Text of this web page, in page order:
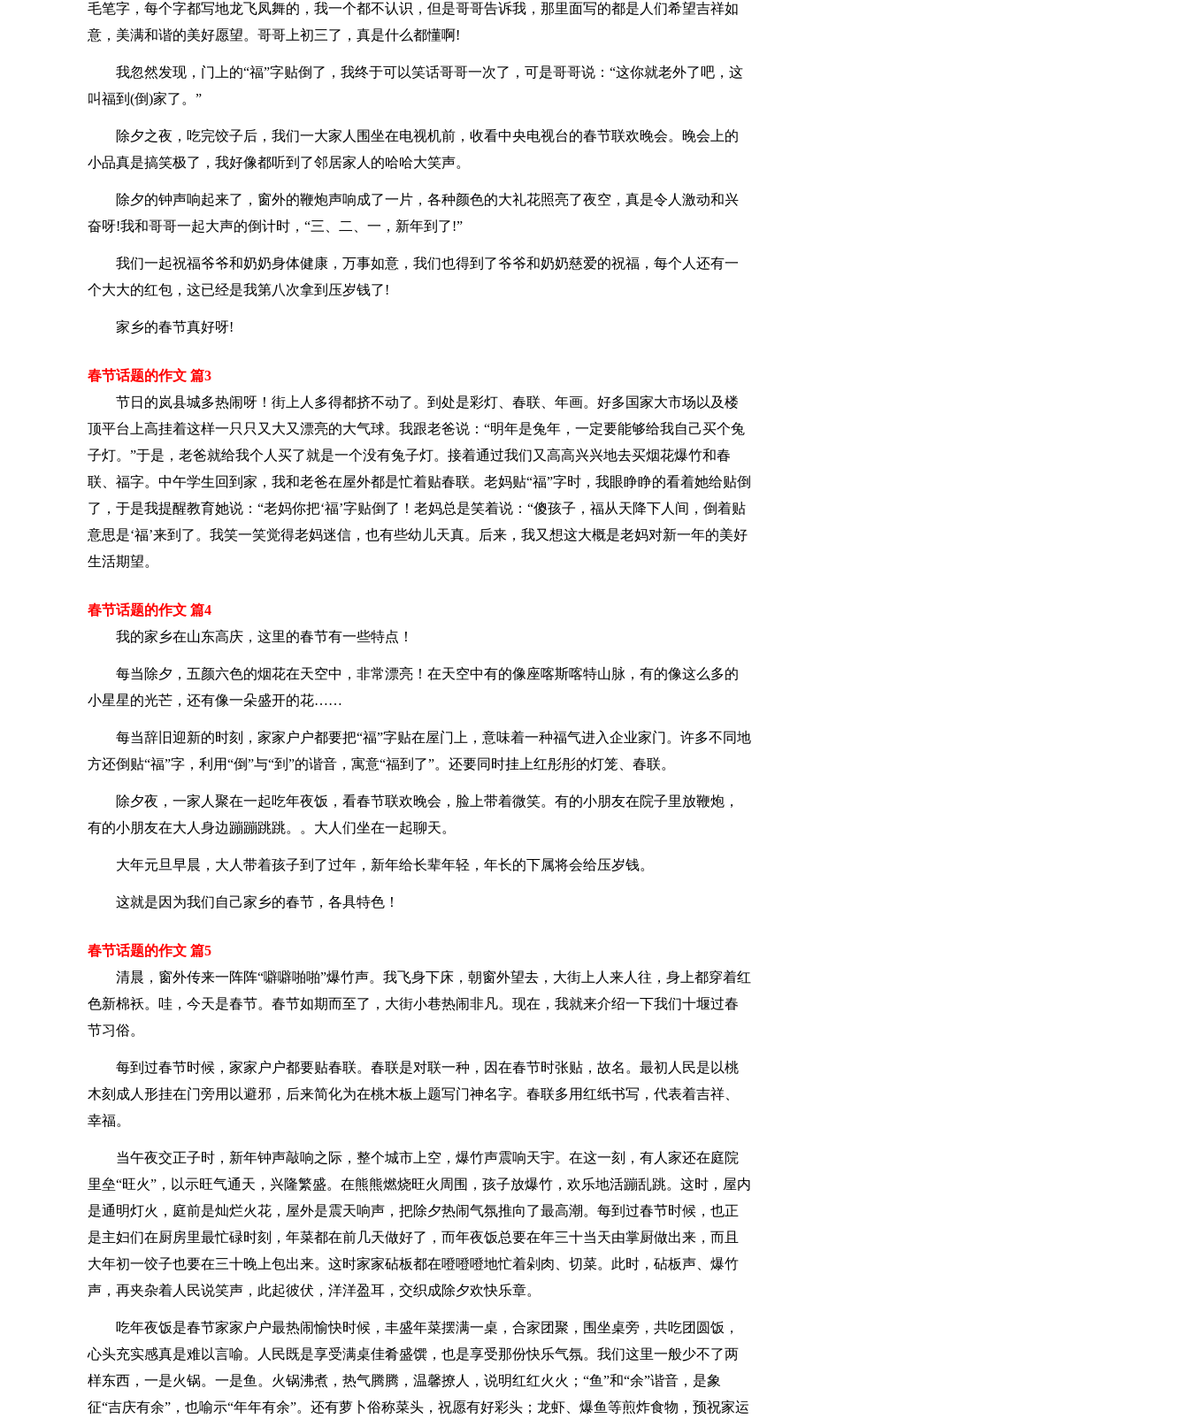
毛笔字，每个字都写地龙飞凤舞的，我一个都不认识，但是哥哥告诉我，那里面写的都是人们希望吉祥如
意，美满和谐的美好愿望。哥哥上初三了，真是什么都懂啊!
我忽然发现，门上的“福”字贴倒了，我终于可以笑话哥哥一次了，可是哥哥说：“这你就老外了吧，这
叫福到(倒)家了。”
除夕之夜，吃完饺子后，我们一大家人围坐在电视机前，收看中央电视台的春节联欢晚会。晚会上的
小品真是搞笑极了，我好像都听到了邻居家人的哈哈大笑声。
除夕的钟声响起来了，窗外的鞭炮声响成了一片，各种颜色的大礼花照亮了夜空，真是令人激动和兴
奋呀!我和哥哥一起大声的倒计时，“三、二、一，新年到了!”
我们一起祝福爷爷和奶奶身体健康，万事如意，我们也得到了爷爷和奶奶慈爱的祝福，每个人还有一
个大大的红包，这已经是我第八次拿到压岁钱了!
家乡的春节真好呀!
春节话题的作文 篇3
节日的岚县城多热闹呀！街上人多得都挤不动了。到处是彩灯、春联、年画。好多国家大市场以及楼
顶平台上高挂着这样一只只又大又漂亮的大气球。我跟老爸说：“明年是兔年，一定要能够给我自己买个兔
子灯。”于是，老爸就给我个人买了就是一个没有兔子灯。接着通过我们又高高兴兴地去买烟花爆竹和春
联、福字。中午学生回到家，我和老爸在屋外都是忙着贴春联。老妈贴“福”字时，我眼睁睁的看着她给贴倒
了，于是我提醒教育她说：“老妈你把‘福’字贴倒了！老妈总是笑着说：“傻孩子，福从天降下人间，倒着贴
意思是‘福’来到了。我笑一笑觉得老妈迷信，也有些幼儿天真。后来，我又想这大概是老妈对新一年的美好
生活期望。
春节话题的作文 篇4
我的家乡在山东高庆，这里的春节有一些特点！
每当除夕，五颜六色的烟花在天空中，非常漂亮！在天空中有的像座喀斯喀特山脉，有的像这么多的
小星星的光芒，还有像一朵盛开的花……
每当辞旧迎新的时刻，家家户户都要把“福”字贴在屋门上，意味着一种福气进入企业家门。许多不同地
方还倒贴“福”字，利用“倒”与“到”的谐音，寓意“福到了”。还要同时挂上红彤彤的灯笼、春联。
除夕夜，一家人聚在一起吃年夜饭，看春节联欢晚会，脸上带着微笑。有的小朋友在院子里放鞭炮，
有的小朋友在大人身边蹦蹦跳跳。。大人们坐在一起聊天。
大年元旦早晨，大人带着孩子到了过年，新年给长辈年轻，年长的下属将会给压岁钱。
这就是因为我们自己家乡的春节，各具特色！
春节话题的作文 篇5
清晨，窗外传来一阵阵“噼噼啪啪”爆竹声。我飞身下床，朝窗外望去，大街上人来人往，身上都穿着红
色新棉袄。哇，今天是春节。春节如期而至了，大街小巷热闹非凡。现在，我就来介绍一下我们十堰过春
节习俗。
每到过春节时候，家家户户都要贴春联。春联是对联一种，因在春节时张贴，故名。最初人民是以桃
木刻成人形挂在门旁用以避邪，后来简化为在桃木板上题写门神名字。春联多用红纸书写，代表着吉祥、
幸福。
当午夜交正子时，新年钟声敲响之际，整个城市上空，爆竹声震响天宇。在这一刻，有人家还在庭院
里垒“旺火”，以示旺气通天，兴隆繁盛。在熊熊燃烧旺火周围，孩子放爆竹，欢乐地活蹦乱跳。这时，屋内
是通明灯火，庭前是灿烂火花，屋外是震天响声，把除夕热闹气氛推向了最高潮。每到过春节时候，也正
是主妇们在厨房里最忙碌时刻，年菜都在前几天做好了，而年夜饭总要在年三十当天由掌厨做出来，而且
大年初一饺子也要在三十晚上包出来。这时家家砧板都在噔噔噔地忙着剁肉、切菜。此时，砧板声、爆竹
声，再夹杂着人民说笑声，此起彼伏，洋洋盈耳，交织成除夕欢快乐章。
吃年夜饭是春节家家户户最热闹愉快时候，丰盛年菜摆满一桌，合家团聚，围坐桌旁，共吃团圆饭，
心头充实感真是难以言喻。人民既是享受满桌佳肴盛馔，也是享受那份快乐气氛。我们这里一般少不了两
样东西，一是火锅。一是鱼。火锅沸煮，热气腾腾，温馨撩人，说明红红火火；“鱼”和“余”谐音，是象
征“吉庆有余”，也喻示“年年有余”。还有萝卜俗称菜头，祝愿有好彩头；龙虾、爆鱼等煎炸食物，预祝家运